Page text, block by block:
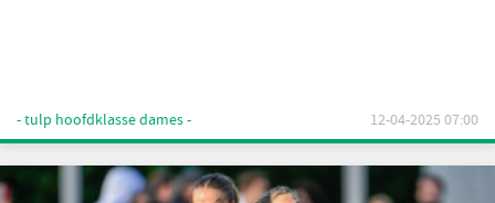
- tulp hoofdklasse dames - 12-04-2025 07:00